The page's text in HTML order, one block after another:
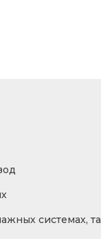
системах,